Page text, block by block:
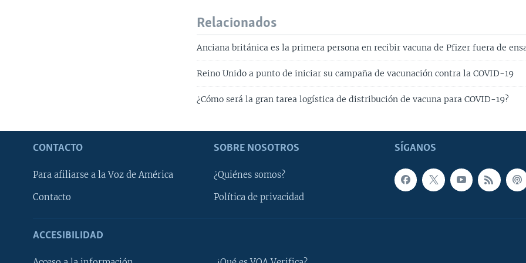
Relacionados
Anciana británica es la primera persona en recibir vacuna de Pfizer fuera de
Reino Unido a punto de iniciar su campaña de vacunación contra la COVID-19
¿Cómo será la gran tarea logística de distribución de vacuna para COVID-19?
SÍGANOS
CONTACTO
Para afiliarse a la Voz de América
Contacto
SOBRE NOSOTROS
¿Quiénes somos?
Política de privacidad
ACCESIBILIDAD